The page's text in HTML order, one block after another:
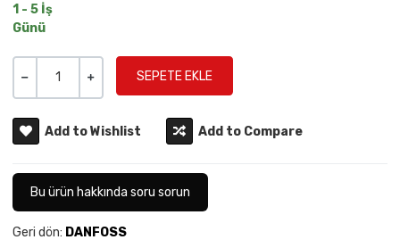
1 - 5 İş
Günü
Add to Wishlist Add to Compare
Bu ürün hakkında soru sorun
Geri dön: DANFOSS